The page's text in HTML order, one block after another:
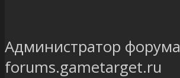
Администратор форума
forums.gametarget.ru